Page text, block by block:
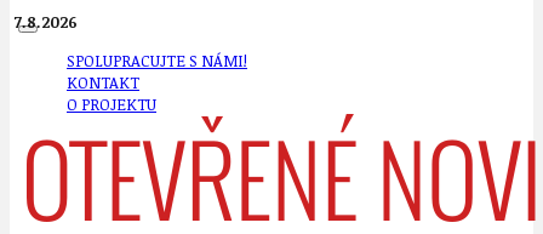
SPOLUPRACUJTE S NÁMI!
KONTAKT
O PROJEKTU
7.8.2026